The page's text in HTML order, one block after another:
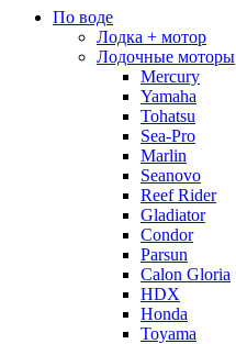
По воде
Лодка + мотор
Лодочные моторы
Mercury
Yamaha
Tohatsu
Sea-Pro
Marlin
Seanovo
Reef Rider
Gladiator
Condor
Parsun
Calon Gloria
HDX
Honda
Toyama